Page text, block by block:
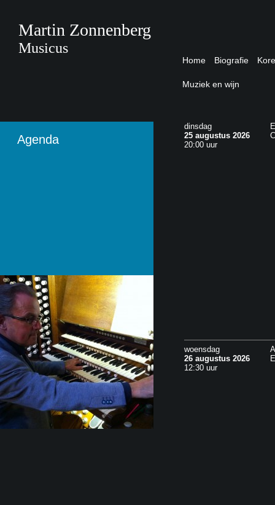
Martin Zonnenberg
Musicus
Home Biografie
Muziek en wijn
Agenda
dinsdag
25 augustus 2026
20:00 uur
woensdag
26 augustus 2026
12:30 uur